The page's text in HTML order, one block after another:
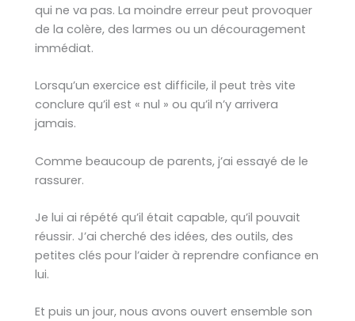
qui ne va pas. La moindre erreur peut provoquer
de la colère, des larmes ou un découragement
immédiat.
Lorsqu’un exercice est difficile, il peut très vite
conclure qu’il est « nul » ou qu’il n’y arrivera
jamais.
Comme beaucoup de parents, j’ai essayé de le
rassurer.
Je lui ai répété qu’il était capable, qu’il pouvait
réussir. J’ai cherché des idées, des outils, des
petites clés pour l’aider à reprendre confiance en
lui.
Et puis un jour, nous avons ouvert ensemble son